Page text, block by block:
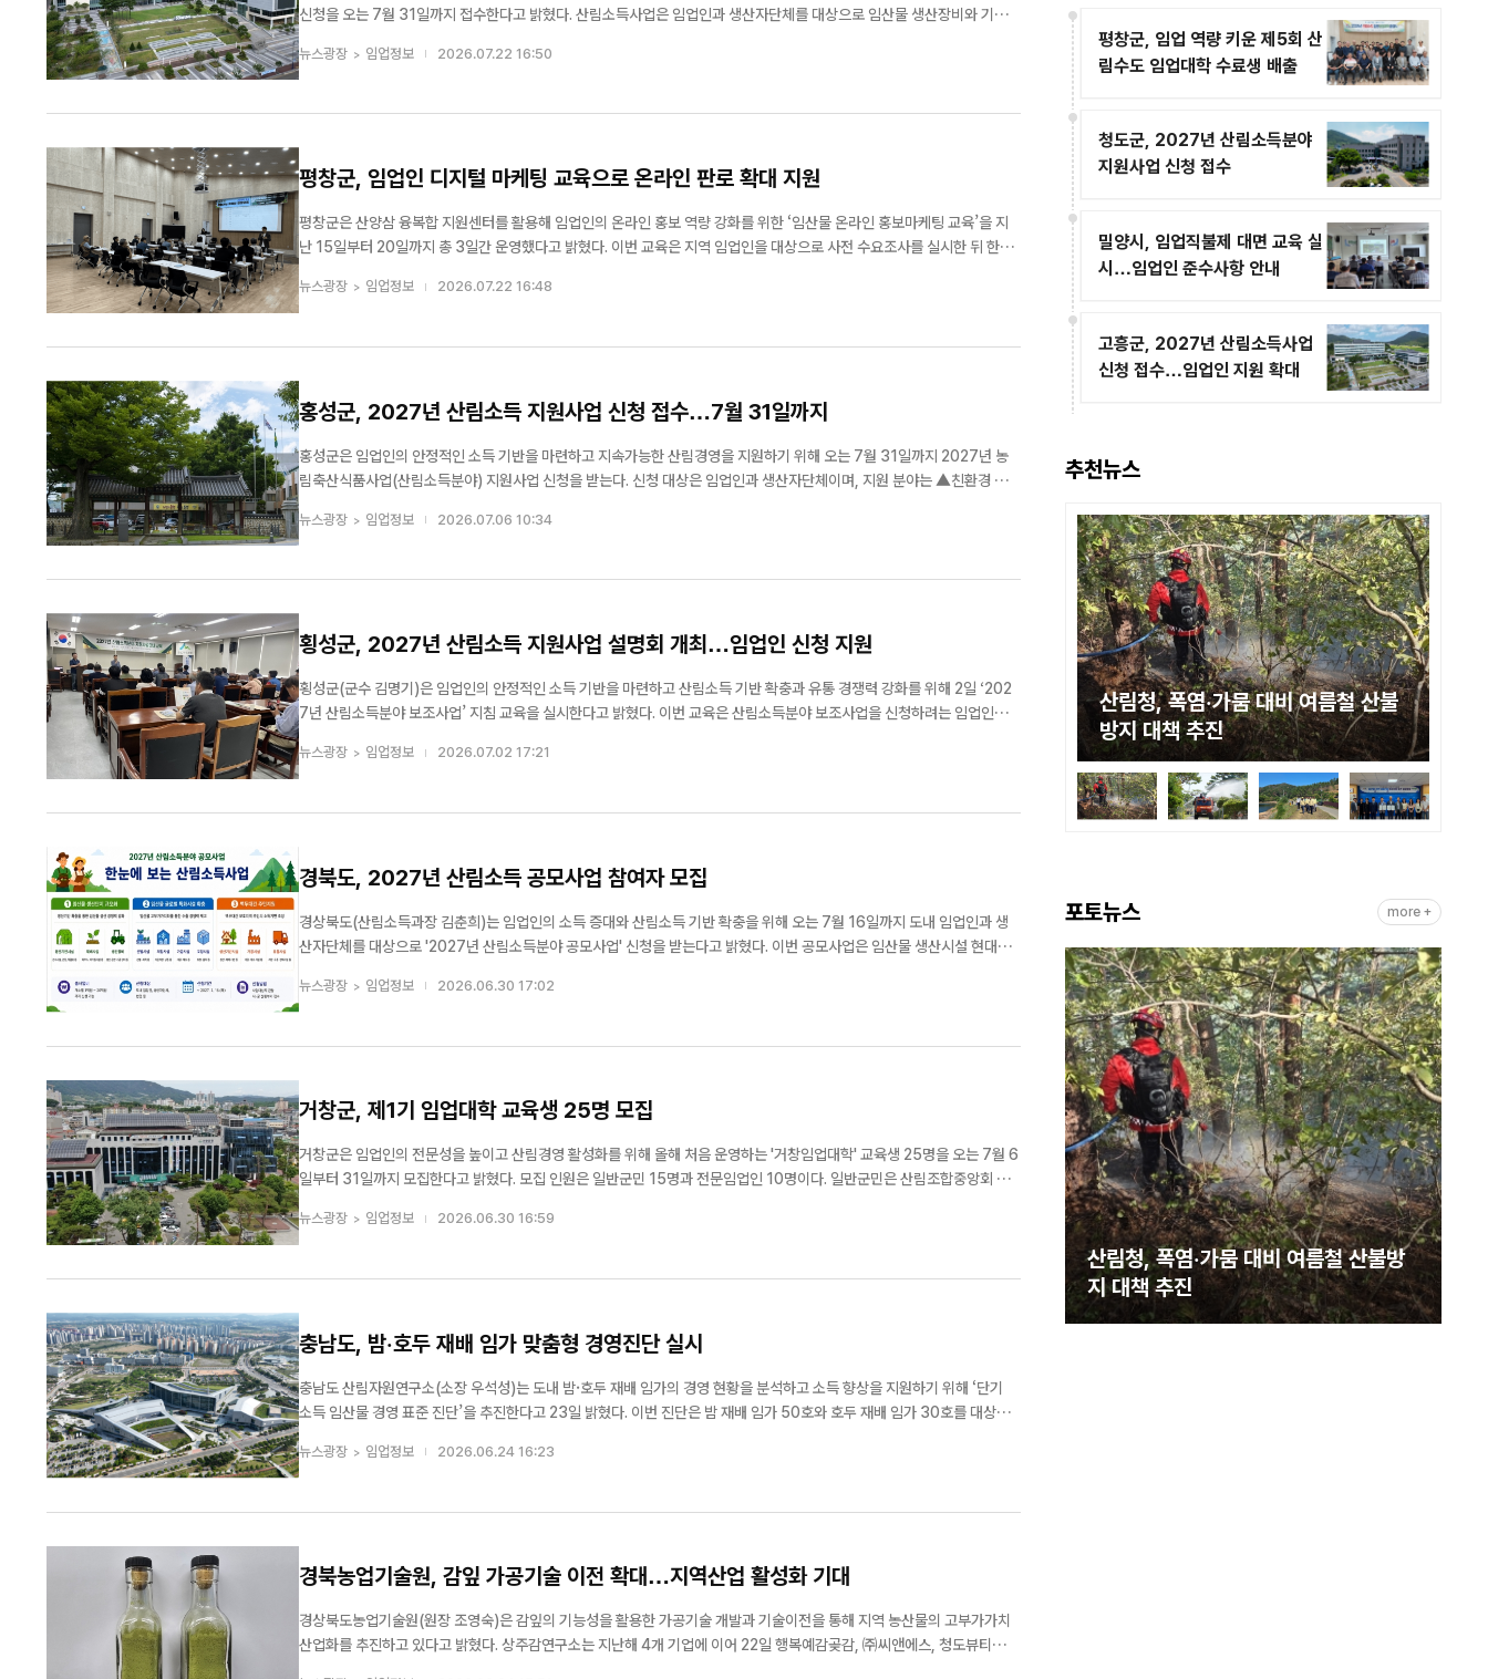
신청을 오는 7월 31일까지 접수한다고 밝혔다. 산림소득사업은 임업인과 생산자단체를 대상으로 임산물 생산장비와 기반
단체 등이며, 신청을 희망하는 대상자는 산지 소재...
뉴스광장 임업정보 2026.07.22 16:50
평창군, 임업인 디지털 마케팅 교육으로 온라인 판로 확대 지원
평창군은 산양삼 융복합 지원센터를 활용해 임업인의 온라인 홍보 역량 강화를 위한 ‘임산물 온라인 홍보마케팅 교육’을 지
난 15일부터 20일까지 총 3일간 운영했다고 밝혔다. 이번 교육은 지역 임업인을 대상으로 사전 수요조사를 실시한 뒤 한국
렌드 이해 ▲스마트폰 영상 촬영 및 편집 실습 ...
뉴스광장 임업정보 2026.07.22 16:48
홍성군, 2027년 산림소득 지원사업 신청 접수…7월 31일까지
홍성군은 임업인의 안정적인 소득 기반을 마련하고 지속가능한 산림경영을 지원하기 위해 오는 7월 31일까지 2027년 농
림축산식품사업(산림소득분야) 지원사업 신청을 받는다. 신청 대상은 임업인과 생산자단체이며, 지원 분야는 ▲친환경 임
성 등이다. 사업별 지원 기준과 신청 방법은 홍성군 누리집 고시...
뉴스광장 임업정보 2026.07.06 10:34
횡성군, 2027년 산림소득 지원사업 설명회 개최…임업인 신청 지원
횡성군(군수 김명기)은 임업인의 안정적인 소득 기반을 마련하고 산림소득 기반 확충과 유통 경쟁력 강화를 위해 2일 ‘202
7년 산림소득분야 보조사업’ 지침 교육을 실시한다고 밝혔다. 이번 교육은 산림소득분야 보조사업을 신청하려는 임업인과
하기 위해 마련됐다. 교육은 이날 오...
뉴스광장 임업정보 2026.07.02 17:21
경북도, 2027년 산림소득 공모사업 참여자 모집
경상북도(산림소득과장 김춘희)는 임업인의 소득 증대와 산림소득 기반 확충을 위해 오는 7월 16일까지 도내 임업인과 생
산자단체를 대상으로 '2027년 산림소득분야 공모사업' 신청을 받는다고 밝혔다. 이번 공모사업은 임산물 생산시설 현대화
수출특화시설 지원 ▲백두대간 주민지원 등 3개 분야이...
뉴스광장 임업정보 2026.06.30 17:02
거창군, 제1기 임업대학 교육생 25명 모집
거창군은 임업인의 전문성을 높이고 산림경영 활성화를 위해 올해 처음 운영하는 '거창임업대학' 교육생 25명을 오는 7월 6
일부터 31일까지 모집한다고 밝혔다. 모집 인원은 일반군민 15명과 전문임업인 10명이다. 일반군민은 산림조합중앙회 양
로 별도 모집한다. 거창임업대학은 임업인의 실무 역...
뉴스광장 임업정보 2026.06.30 16:59
충남도, 밤·호두 재배 임가 맞춤형 경영진단 실시
충남도 산림자원연구소(소장 우석성)는 도내 밤·호두 재배 임가의 경영 현황을 분석하고 소득 향상을 지원하기 위해 ‘단기
소득 임산물 경영 표준 진단’을 추진한다고 23일 밝혔다. 이번 진단은 밤 재배 임가 50호와 호두 재배 임가 30호를 대상으
단표를 활용해 이뤄진다. 경영 기반과 생산 기술,...
뉴스광장 임업정보 2026.06.24 16:23
경북농업기술원, 감잎 가공기술 이전 확대…지역산업 활성화 기대
경상북도농업기술원(원장 조영숙)은 감잎의 기능성을 활용한 가공기술 개발과 기술이전을 통해 지역 농산물의 고부가가치
산업화를 추진하고 있다고 밝혔다. 상주감연구소는 지난해 4개 기업에 이어 22일 행복예감곶감, ㈜씨앤에스, 청도뷰티연구
평창군, 임업 역량 키운 제5회 산
림수도 임업대학 수료생 배출
청도군, 2027년 산림소득분야
지원사업 신청 접수
밀양시, 임업직불제 대면 교육 실
시…임업인 준수사항 안내
고흥군, 2027년 산림소득사업
신청 접수…임업인 지원 확대
추천뉴스
산림청, ‘섬의 날’ 행사서 섬숲 복원
산림청, 폭염·가뭄 대비 여름철 산불
산림청, 폭염·가뭄 대응 위해 산불진
화자원 총동원
포토뉴스 more +
진흥원, 임산물 식품산업화 협력 강화
지 대책 추진
산림청, 폭염·가뭄 대응 위해 산불진화
자원 총동원